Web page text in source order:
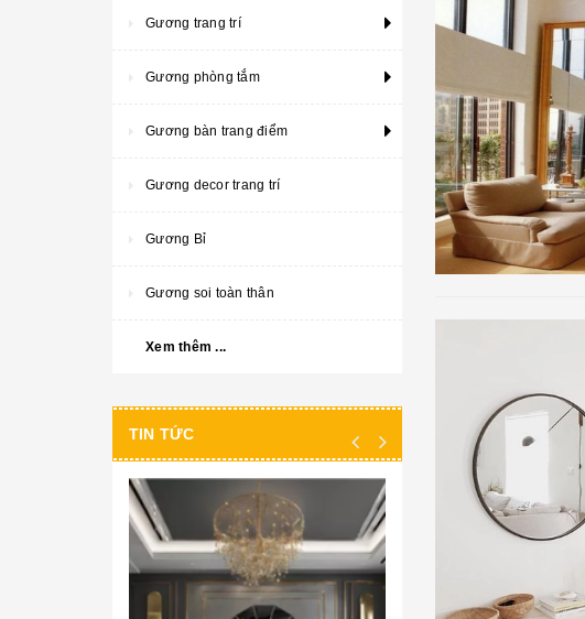
Gương trang trí
Gương phòng tắm
Gương bàn trang điểm
Gương decor trang trí
Gương Bỉ
Gương soi toàn thân
Xem thêm ...
TIN TỨC